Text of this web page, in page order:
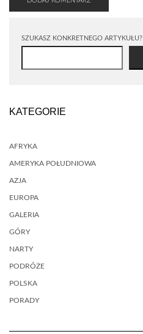
SZUKASZ KONKRETNEGO ARTYKUŁU?
KATEGORIE
AFRYKA
AMERYKA POŁUDNIOWA
AZJA
EUROPA
GALERIA
GÓRY
NARTY
PODRÓŻE
POLSKA
PORADY